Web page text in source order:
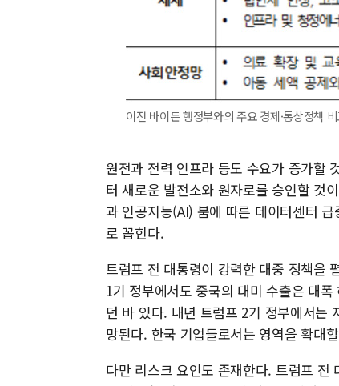
이전 바이든 행정부와의 주요 경제·통상정
원전과 전력 인프라 등도 수요가 증가할
터 새로운 발전소와 원자로를 승인할 것
과 인공지능(AI) 붐에 따른 데이터센터
로 꼽힌다.
트럼프 전 대통령이 강력한 대중 정책을
1기 정부에서도 중국의 대미 수출은 대
던 바 있다. 내년 트럼프 2기 정부에서는
망된다. 한국 기업들로서는 영역을 확대
다만 리스크 요인도 존재한다. 트럼프 전